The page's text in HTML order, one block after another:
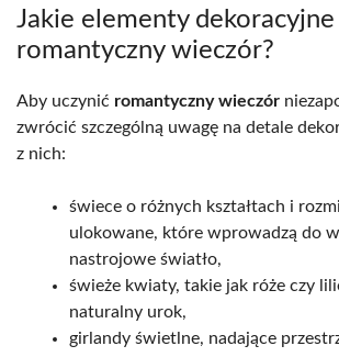
Jakie elementy
romantyczny wieczór?
Aby uczynić romantyczny wieczór
zwrócić szczególną uwagę na detale
z nich:
świece o różnych kształtach i
ulokowane, które wprowadzą do
nastrojowe światło,
świeże kwiaty, takie jak róże czy
naturalny urok,
girlandy świetlne, nadające